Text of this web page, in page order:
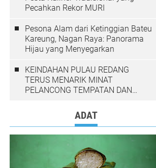
Pecahkan Rekor MURI
Pesona Alam dari Ketinggian Bateu
Kareung, Nagan Raya: Panorama
Hijau yang Menyegarkan
KEINDAHAN PULAU REDANG
TERUS MENARIK MINAT
PELANCONG TEMPATAN DAN
ADAT